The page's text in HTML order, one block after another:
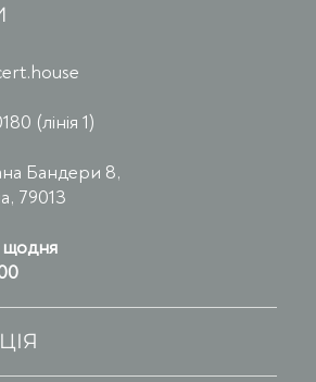
(лінія 1)
Бандери 8,
79013
щодня